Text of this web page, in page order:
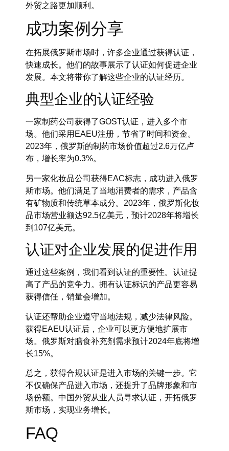
外贸之路更加顺利。
成功案例分享
在拓展俄罗斯市场时，许多企业通过获得认证，
快速成长。他们的故事展示了认证如何促进企业
发展。本文将带你了解这些企业的认证经历。
典型企业的认证经验
一家制药公司获得了GOST认证，进入多个市
场。他们采用EAEU注册，节省了时间和资金。
2023年，俄罗斯的制药市场价值超过2.6万亿卢
布，增长率为0.3%。
另一家化妆品公司获得EAC标志，成功进入俄罗
斯市场。他们满足了当地消费者的需求，产品含
有矿物质和传统草本成分。2023年，俄罗斯化妆
品市场营业额达92.5亿美元，预计2028年将增长
到107亿美元。
认证对企业发展的促进作用
通过这些案例，我们看到认证的重要性。认证提
高了产品的竞争力。拥有认证标识的产品更容易
获得信任，销量会增加。
认证还帮助企业遵守当地法规，减少法律风险。
获得EAEU认证后，企业可以更方便地扩展市
场。俄罗斯对膳食补充剂需求预计2024年底将增
长15%。
总之，获得合规认证是进入市场的关键一步。它
不仅确保产品进入市场，还提升了品牌形象和市
场份额。中国外贸从业人员寻求认证，开拓俄罗
斯市场，实现业务增长。
FAQ